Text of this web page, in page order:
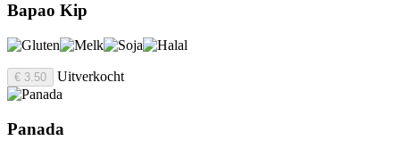
Bapao Kip
€ 3.50 Uitverkocht
Panada